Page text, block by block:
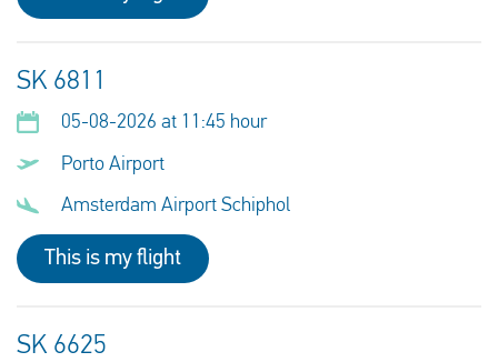
SK 6811
05-08-2026 at 11:45 hour
Porto Airport
Amsterdam Airport Schiphol
This is my flight
SK 6625